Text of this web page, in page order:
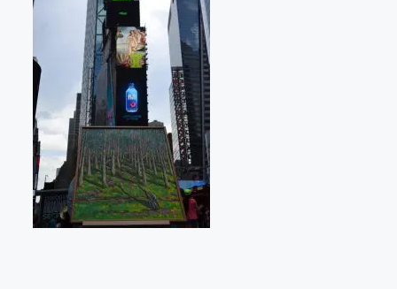
Qué dicen de nosotros?
Aviso legal
Política de cookies
Expositions
Bruit de gommettes Paris 2025